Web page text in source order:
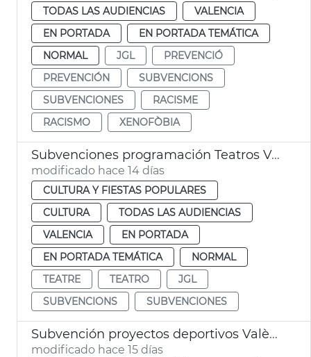
TODAS LAS AUDIENCIAS
VALENCIA
EN PORTADA
EN PORTADA TEMÁTICA
NORMAL
JGL
PREVENCIÓ
PREVENCIÓN
SUBVENCIONS
SUBVENCIONES
RACISME
RACISMO
XENOFÒBIA
Subvenciones programación Teatros València
modificado hace 14 días
CULTURA Y FIESTAS POPULARES
CULTURA
TODAS LAS AUDIENCIAS
VALENCIA
EN PORTADA
EN PORTADA TEMÁTICA
NORMAL
TEATRE
TEATRO
JGL
SUBVENCIONS
SUBVENCIONES
Subvención proyectos deportivos València
modificado hace 15 días